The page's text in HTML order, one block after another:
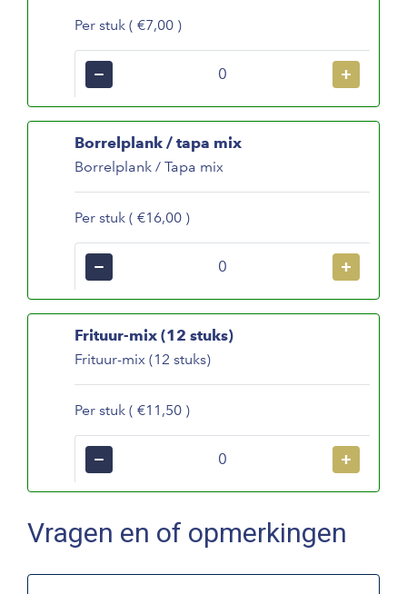
Per stuk ( €7,00 )
− +
Borrelplank / tapa mix
Borrelplank / Tapa mix
Per stuk ( €16,00 )
− +
Frituur-mix (12 stuks)
Frituur-mix (12 stuks)
Per stuk ( €11,50 )
− +
Vragen en of opmerkingen